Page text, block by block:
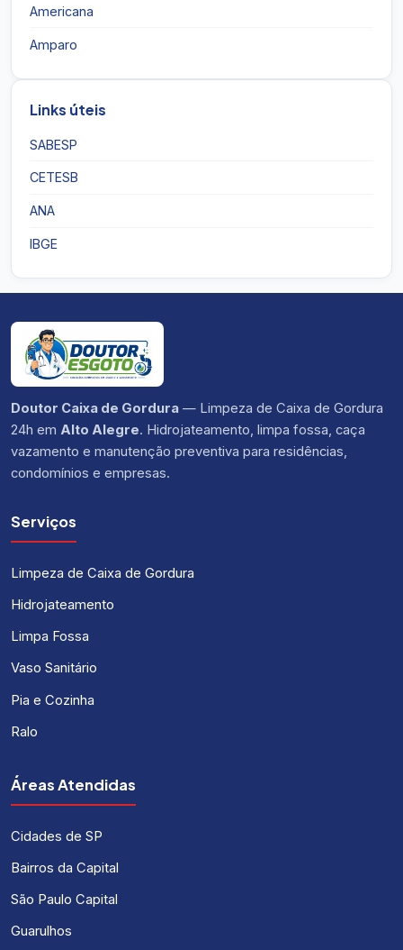
Americana
Amparo
Links úteis
SABESP
CETESB
ANA
IBGE
Doutor Caixa de Gordura — Limpeza de Caixa de Gordura
24h em Alto Alegre. Hidrojateamento, limpa fossa, caça
vazamento e manutenção preventiva para residências,
condomínios e empresas.
Serviços
Limpeza de Caixa de Gordura
Hidrojateamento
Limpa Fossa
Vaso Sanitário
Pia e Cozinha
Ralo
Áreas Atendidas
Cidades de SP
Bairros da Capital
São Paulo Capital
Guarulhos